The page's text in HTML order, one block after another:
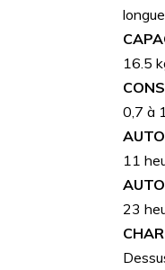
16.5
0,7 à
11
23